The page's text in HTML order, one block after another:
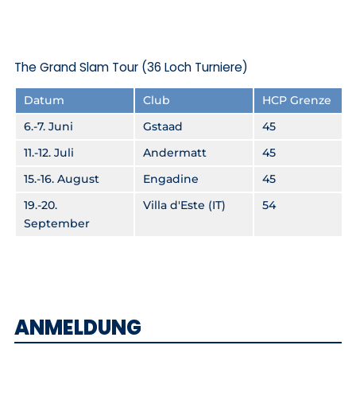
The Grand Slam Tour (36 Loch Turniere)
Datum Club
HCP Grenze
6.-7. Juni
Gstaad
45
11.-12. Juli
Andermatt
45
15.-16. August
Engadine
45
19.-20.
September
Villa d'Este (IT) 54
ANMELDUNG